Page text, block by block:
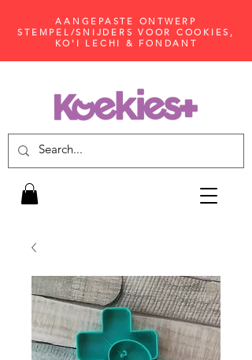
AANGEPASTE ONTWERP
STEMPEL/SNIJDERS VOOR COOKIES,
KO'I LECHI & FONDANT